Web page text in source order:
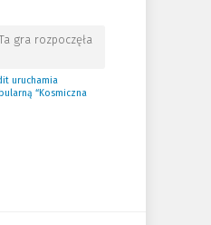
gra rozpoczęła
uruchamia
“Kosmiczna